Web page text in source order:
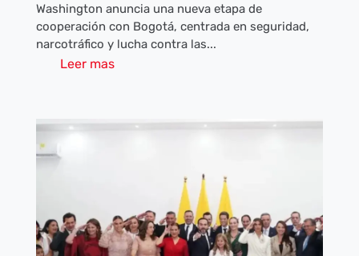
Washington anuncia una nueva etapa de
cooperación con Bogotá, centrada en seguridad,
narcotráfico y lucha contra las...
Leer mas